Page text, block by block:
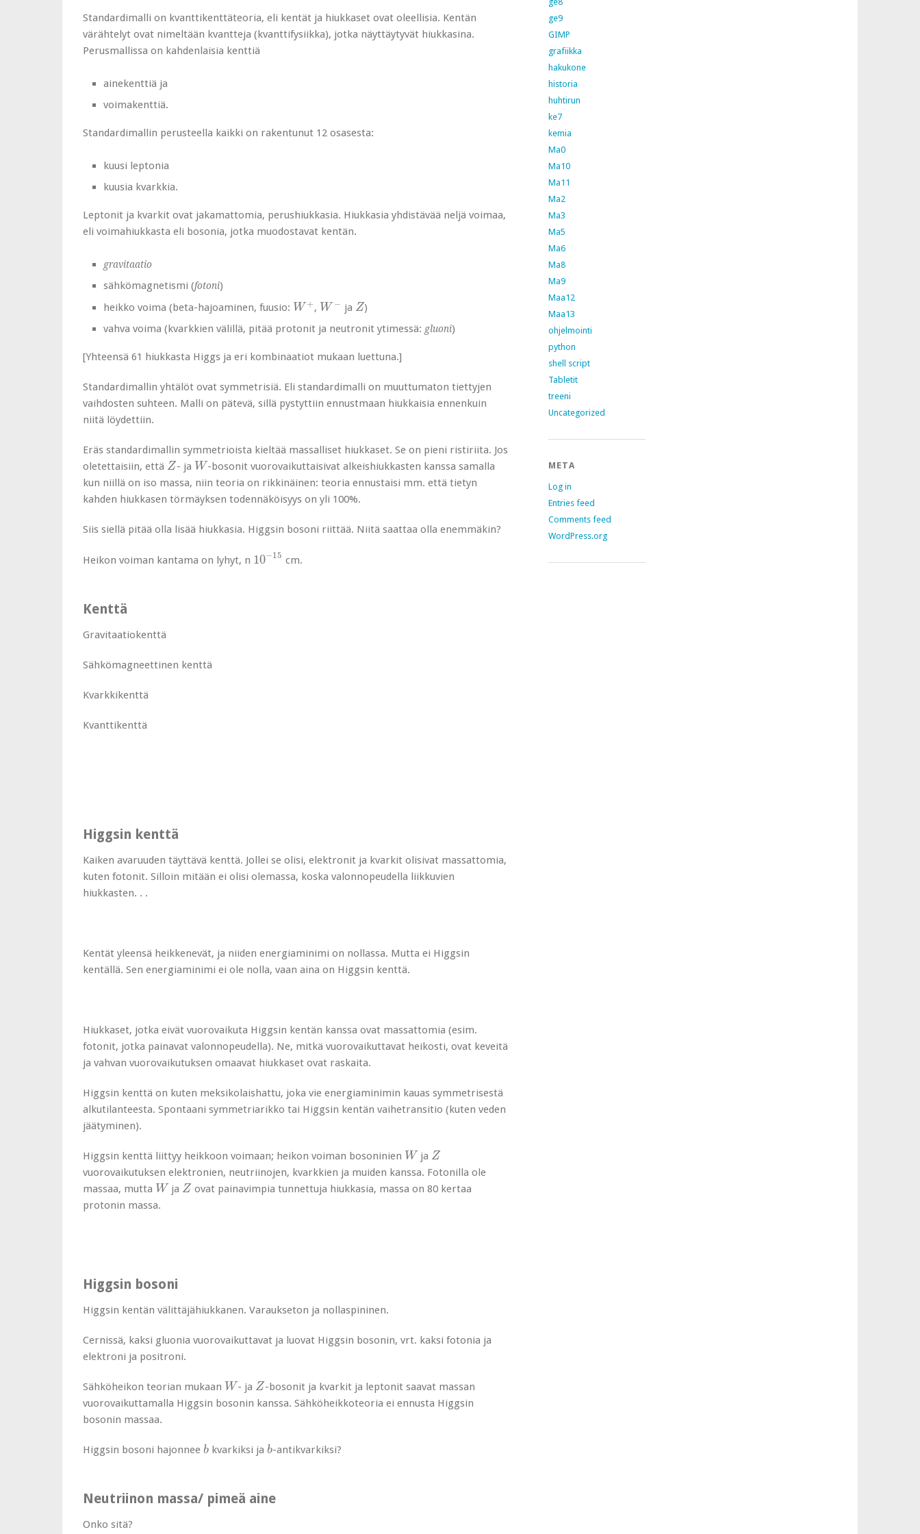
Standardimalli on kvanttikenttäteoria, eli kentät ja hiukkaset ovat oleellisia. Kentän
värähtelyt ovat nimeltään kvantteja (kvanttifysiikka), jotka näyttäytyvät hiukkasina.
Perusmallissa on kahdenlaisia kenttiä
ainekenttiä ja
voimakenttiä.
Standardimallin perusteella kaikki on rakentunut 12 osasesta:
kuusi leptonia
kuusia kvarkkia.
Leptonit ja kvarkit ovat jakamattomia, perushiukkasia. Hiukkasia yhdistävää neljä voimaa,
eli voimahiukkasta eli bosonia, jotka muodostavat kentän.
gravitaatio
sähkömagnetismi (fotoni)
heikko voima (beta-hajoaminen, fuusio: W +
W+ , W −
W− ja Z
Z )
vahva voima (kvarkkien välillä, pitää protonit ja neutronit ytimessä: gluoni)
[Yhteensä 61 hiukkasta Higgs ja eri kombinaatiot mukaan luettuna.]
Standardimallin yhtälöt ovat symmetrisiä. Eli standardimalli on muuttumaton tiettyjen
vaihdosten suhteen. Malli on pätevä, sillä pystyttiin ennustmaan hiukkaisia ennenkuin
niitä löydettiin.
Eräs standardimallin symmetrioista kieltää massalliset hiukkaset. Se on pieni ristiriita. Jos
oletettaisiin, että Z
Z - ja W
W -bosonit vuorovaikuttaisivat alkeishiukkasten kanssa samalla
kun niillä on iso massa, niin teoria on rikkinäinen: teoria ennustaisi mm. että tietyn
kahden hiukkasen törmäyksen todennäköisyys on yli 100%.
Siis siellä pitää olla lisää hiukkasia. Higgsin bosoni riittää. Niitä saattaa olla enemmäkin?
Heikon voiman kantama on lyhyt, n 10−15
10−15
cm.
Kenttä
Gravitaatiokenttä
Sähkömagneettinen kenttä
Kvarkkikenttä
Kvanttikenttä
Higgsin kenttä
Kaiken avaruuden täyttävä kenttä. Jollei se olisi, elektronit ja kvarkit olisivat massattomia,
kuten fotonit. Silloin mitään ei olisi olemassa, koska valonnopeudella liikkuvien
hiukkasten. . .
Kentät yleensä heikkenevät, ja niiden energiaminimi on nollassa. Mutta ei Higgsin
kentällä. Sen energiaminimi ei ole nolla, vaan aina on Higgsin kenttä.
Hiukkaset, jotka eivät vuorovaikuta Higgsin kentän kanssa ovat massattomia (esim.
fotonit, jotka painavat valonnopeudella). Ne, mitkä vuorovaikuttavat heikosti, ovat keveitä
ja vahvan vuorovaikutuksen omaavat hiukkaset ovat raskaita.
Higgsin kenttä on kuten meksikolaishattu, joka vie energiaminimin kauas symmetrisestä
alkutilanteesta. Spontaani symmetriarikko tai Higgsin kentän vaihetransitio (kuten veden
jäätyminen).
Higgsin kenttä liittyy heikkoon voimaan; heikon voiman bosoninien W
W ja Z
Z
vuorovaikutuksen elektronien, neutriinojen, kvarkkien ja muiden kanssa. Fotonilla ole
massaa, mutta W
W ja Z
Z ovat painavimpia tunnettuja hiukkasia, massa on 80 kertaa
protonin massa.
Higgsin bosoni
Higgsin kentän välittäjähiukkanen. Varaukseton ja nollaspininen.
Cernissä, kaksi gluonia vuorovaikuttavat ja luovat Higgsin bosonin, vrt. kaksi fotonia ja
elektroni ja positroni.
Sähköheikon teorian mukaan W
W - ja Z
Z -bosonit ja kvarkit ja leptonit saavat massan
vuorovaikuttamalla Higgsin bosonin kanssa. Sähköheikkoteoria ei ennusta Higgsin
bosonin massaa.
Higgsin bosoni hajonnee b
b kvarkiksi ja b
b -antikvarkiksi?
Neutriinon massa/ pimeä aine
Onko sitä?
ge9
GIMP
grafiikka
hakukone
historia
huhtirun
ke7
kemia
Ma0
Ma10
Ma11
Ma2
Ma3
Ma5
Ma6
Ma8
Ma9
Maa12
Maa13
ohjelmointi
python
shell script
Tabletit
treeni
Uncategorized
META
Log in
Entries feed
Comments feed
WordPress.org